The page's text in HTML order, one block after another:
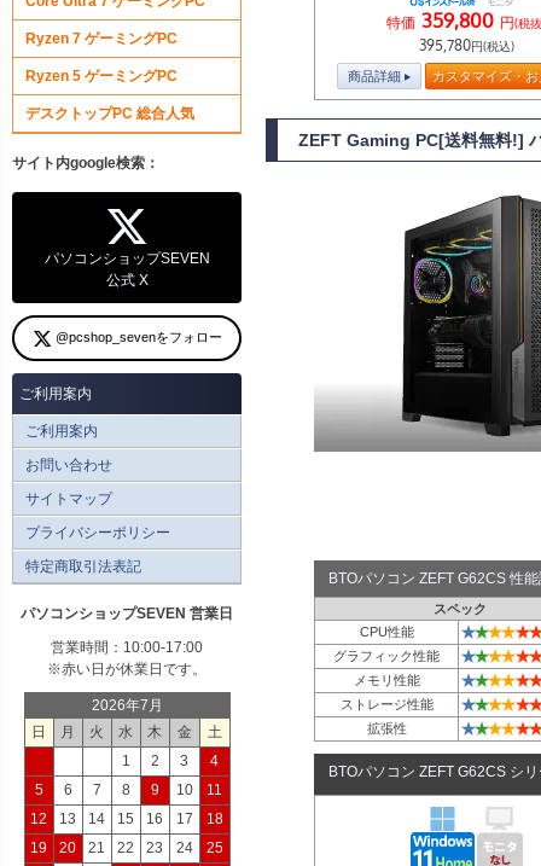
特価 359,800 円(税
395,780円(税込)
商品詳細 カスタマイズ・
ZEFT Gaming PC[送料無料!]
BTOパソコン ZEFT G62CS 性
スペック
CPU性能
★★★★★★
グラフィック性能 ★★★★★★
メモリ性能 ★★★★★★
ストレージ性能 ★★★★★★
拡張性 ★★★★★★
BTOパソコン ZEFT G62CS シ
Ryzen 7 ゲーミングPC
Ryzen 5 ゲーミングPC
デスクトップPC 総合人気
サイト内google検索：
パソコンショップSEVEN
公式 X
@pcshop_sevenをフォロー
ご利用案内
ご利用案内
お問い合わせ
サイトマップ
プライバシーポリシー
特定商取引法表記
パソコンショップSEVEN 営業日
営業時間：10:00-17:00
※赤い日が休業日です。
2026年7月
日
月 火 水 木 金
土
1
2 3
4
5
6 7 8 9 10
11
12
13 14 15 16 17
18
19
20 21 22 23 24
25